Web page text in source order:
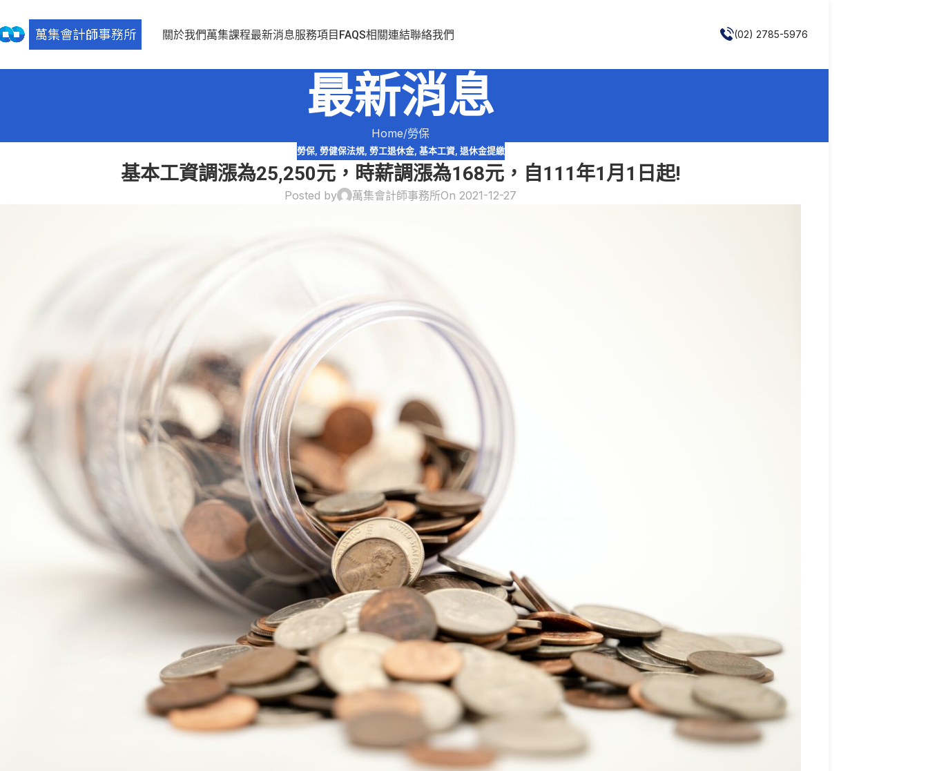
關於我們萬集課程最新消息服務項目 FAQS相關連結聯絡我們 (02) 2785-5976
最新消息
Home 勞保
勞保, 勞健保法規, 勞工退休金, 基本工資, 退休金提繳
基本工資調漲為25,250元，時薪調漲為168元，自111年1月1日起!
Posted by 萬集會計師事務所On 2021-12-27